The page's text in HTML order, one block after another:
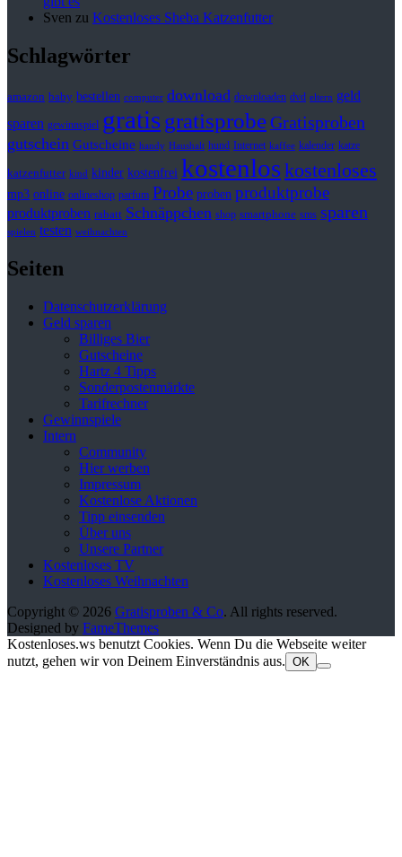
Sven zu Kostenloses Sheba Katzenfutter
Schlagwörter
amazon baby bestellen computer download downloaden dvd eltern geld
sparen gewinnspiel gratisgratisprobeGratisproben
gutschein Gutscheine handy Haushalt hund Internet kaffee kalender katze
katzenfutter kind kinder kostenfrei kostenloskostenloses
mp3 online onlineshop parfum Probe proben produktprobe
produktproben rabatt Schnäppchen shop smartphone sms sparen
spielen testen weihnachten
Seiten
Datenschutzerklärung
Geld sparen
Billiges Bier
Gutscheine
Hartz 4 Tipps
Sonderpostenmärkte
Tarifrechner
Gewinnspiele
Intern
Community
Hier werben
Impressum
Kostenlose Aktionen
Tipp einsenden
Über uns
Unsere Partner
Kostenloses TV
Kostenloses Weihnachten
Copyright © 2026 Gratisproben & Co. All rights reserved.
Designed by FameThemes
Kostenloses.ws benutzt Cookies. Wenn Du die Webseite weiter
nutzt, gehen wir von Deinem Einverständnis aus. OK